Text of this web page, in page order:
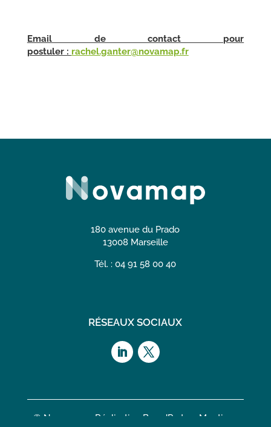
Email de contact pour
postuler : rachel.ganter@novamap.fr
180 avenue du Prado
13008 Marseille
Tél. : 04 91 58 00 40
RÉSEAUX SOCIAUX
© Novamap – Réalisation BrandParty
Mentions